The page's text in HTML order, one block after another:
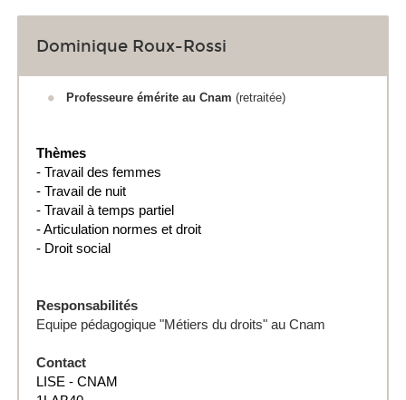
Dominique Roux-Rossi
Professeure émérite au Cnam (retraitée)
Thèmes
- Travail des femmes
- Travail de nuit
- Travail à temps partiel
- Articulation normes et droit
- Droit social
Responsabilités
Equipe pédagogique "Métiers du droits" au Cnam
Contact
LISE - CNAM